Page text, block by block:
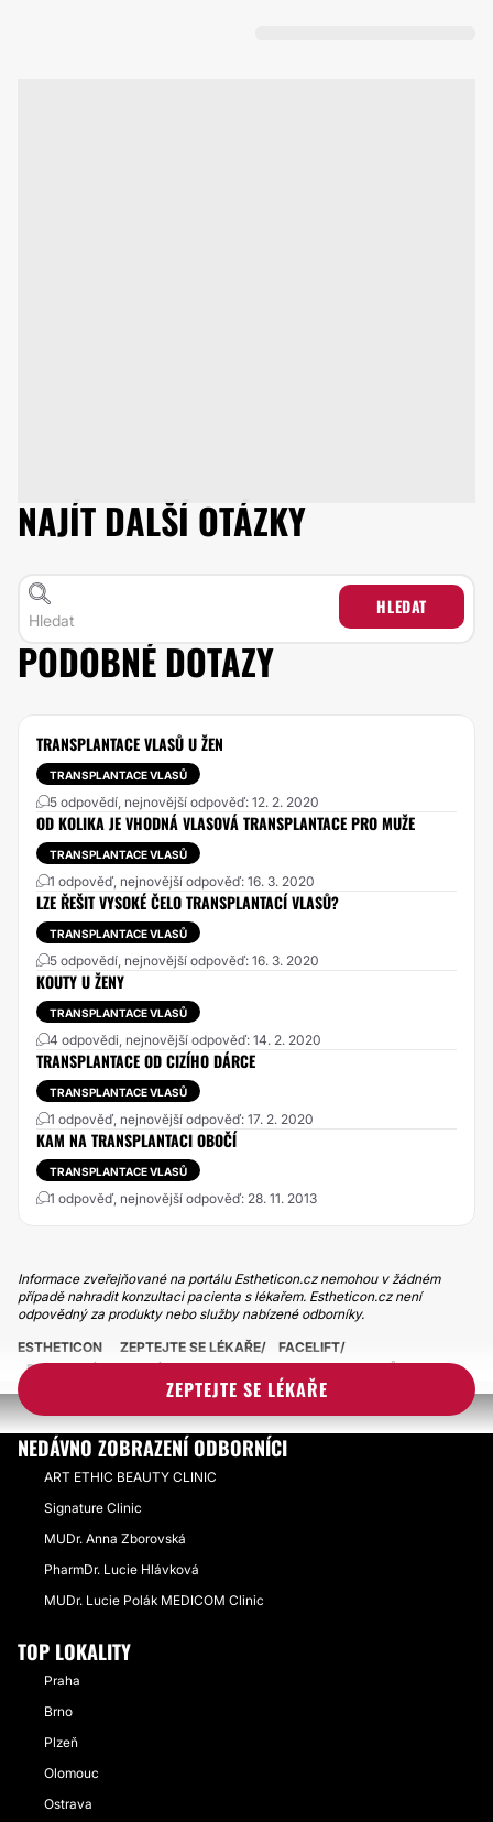
NAJÍT DALŠÍ OTÁZKY
HLEDAT
PODOBNÉ DOTAZY
TRANSPLANTACE VLASŮ U ŽEN
TRANSPLANTACE VLASŮ
5 odpovědí, nejnovější odpověď: 12. 2. 2020
OD KOLIKA JE VHODNÁ VLASOVÁ TRANSPLANTACE PRO MUŽE
TRANSPLANTACE VLASŮ
1 odpověď, nejnovější odpověď: 16. 3. 2020
LZE ŘEŠIT VYSOKÉ ČELO TRANSPLANTACÍ VLASŮ?
TRANSPLANTACE VLASŮ
5 odpovědí, nejnovější odpověď: 16. 3. 2020
KOUTY U ŽENY
TRANSPLANTACE VLASŮ
4 odpovědi, nejnovější odpověď: 14. 2. 2020
TRANSPLANTACE OD CIZÍHO DÁRCE
TRANSPLANTACE VLASŮ
1 odpověď, nejnovější odpověď: 17. 2. 2020
KAM NA TRANSPLANTACI OBOČÍ
TRANSPLANTACE VLASŮ
1 odpověď, nejnovější odpověď: 28. 11. 2013
Informace zveřejňované na portálu Estheticon.cz nemohou v žádném
případě nahradit konzultaci pacienta s lékařem. Estheticon.cz není
odpovědný za produkty nebo služby nabízené odborníky.
ZEPTEJTE SE LÉKAŘE
ESTHETICON ZEPTEJTE SE LÉKAŘE
FACELIFT
POSUNUTÍ VLASOVÉ HRANICE/TRANSPLANTACE VLASŮ
NEDÁVNO ZOBRAZENÍ ODBORNÍCI
ART ETHIC BEAUTY CLINIC
Signature Clinic
MUDr. Anna Zborovská
PharmDr. Lucie Hlávková
MUDr. Lucie Polák MEDICOM Clinic
TOP LOKALITY
Praha
Brno
Plzeň
Olomouc
Ostrava